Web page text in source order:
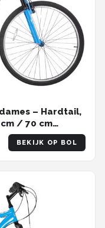
– Hardtail,
/ 70 cm
frame
BEKIJK OP BOL